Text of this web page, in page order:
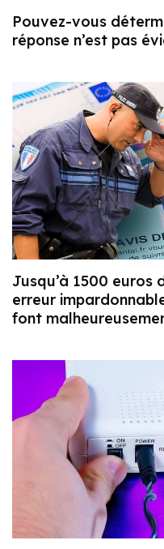
Pouvez-vous
réponse n’est pas
Jusqu’à 1500 euros
erreur
font